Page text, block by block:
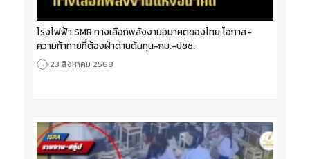
โรงไฟฟ้า SMR ทางเลือกพลังงานอนาคตของไทย โอกาส-
ความท้าทายที่ต้องฝ่าด่านต้นทุน-กม.-ปชช.
23 สิงหาคม 2568